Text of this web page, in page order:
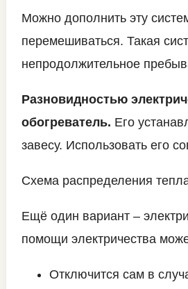
Можно дополнить эту
перемешиваться. Такая
непродолжительное
Разновидностью
обогреватель. Его
завесу. Использовать его
Схема распределения
Ещё один вариант –
помощи электричества
Отключится сам в